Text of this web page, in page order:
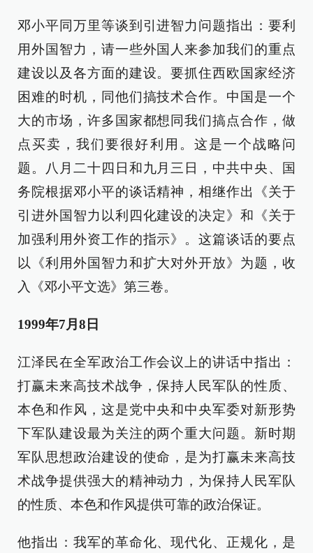
邓小平同万里等谈到引进智力问题指出：要利
用外国智力，请一些外国人来参加我们的重点
建设以及各方面的建设。要抓住西欧国家经济
困难的时机，同他们搞技术合作。中国是一个
大的市场，许多国家都想同我们搞点合作，做
点买卖，我们要很好利用。这是一个战略问
题。八月二十四日和九月三日，中共中央、国
务院根据邓小平的谈话精神，相继作出《关于
引进外国智力以利四化建设的决定》和《关于
加强利用外资工作的指示》。这篇谈话的要点
以《利用外国智力和扩大对外开放》为题，收
入《邓小平文选》第三卷。
1999年7月8日
江泽民在全军政治工作会议上的讲话中指出：
打赢未来高技术战争，保持人民军队的性质、
本色和作风，这是党中央和中央军委对新形势
下军队建设最为关注的两个重大问题。新时期
军队思想政治建设的使命，是为打赢未来高技
术战争提供强大的精神动力，为保持人民军队
的性质、本色和作风提供可靠的政治保证。
他指出：我军的革命化、现代化、正规化，是